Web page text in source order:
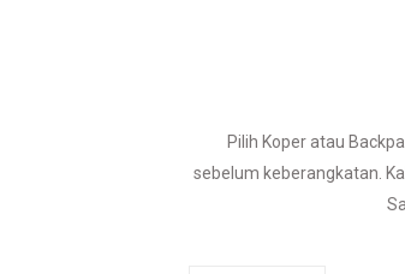
Pilih Koper atau
sebelum keberangkatan.